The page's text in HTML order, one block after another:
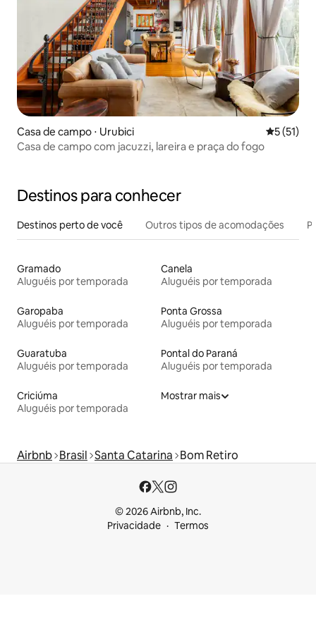
Casa de campo ⋅ Urubici 5 de uma
5 (51)
Casa de campo com jacuzzi, lareira e praça do fogo
Destinos para conhecer
Destinos perto de você Outros tipos de acomodações
Gramado
Aluguéis por temporada
Canela
Aluguéis por temporada
Garopaba
Aluguéis por temporada
Ponta Grossa
Aluguéis por temporada
Guaratuba
Aluguéis por temporada
Pontal do Paraná
Aluguéis por temporada
Criciúma
Aluguéis por temporada
Mostrar mais
Airbnb Brasil Santa Catarina Bom Retiro
© 2026 Airbnb, Inc.
Privacidade
Termos